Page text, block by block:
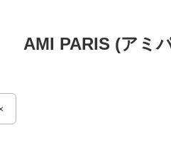
AMI PARIS (アミ